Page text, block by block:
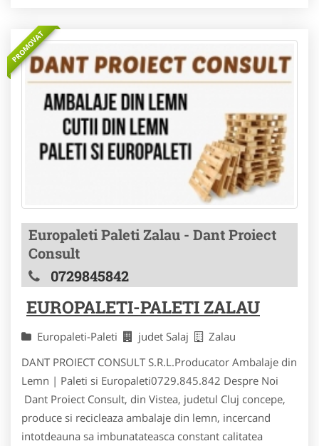
PROMOVAT
Europaleti Paleti Zalau - Dant Proiect
Consult
0729845842
EUROPALETI-PALETI ZALAU
Europaleti-Paleti judet Salaj
Zalau
DANT PROIECT CONSULT S.R.L.Producator Ambalaje din
Lemn | Paleti si Europaleti0729.845.842 Despre Noi
Dant Proiect Consult, din Vistea, judetul Cluj concepe,
produce si recicleaza ambalaje din lemn, incercand
intotdeauna sa imbunatateasca constant calitatea